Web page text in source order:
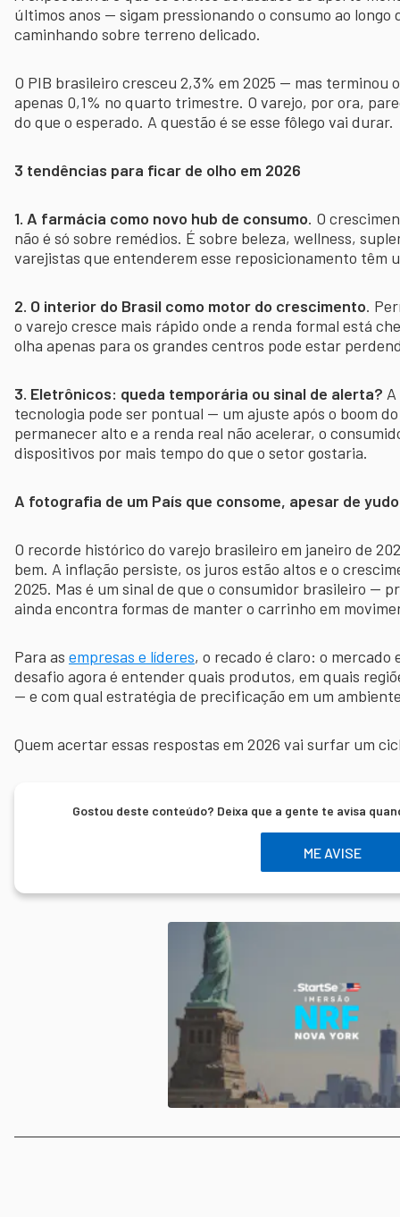
últimos anos — sigam pressionando o consumo ao longo
caminhando sobre terreno delicado.
O PIB brasileiro cresceu 2,3% em 2025 — mas terminou
apenas 0,1% no quarto trimestre. O varejo, por ora,
do que o esperado. A questão é se esse fôlego vai durar.
3 tendências para ficar de olho em 2026
1. A farmácia como novo hub de consumo. O
não é só sobre remédios. É sobre beleza, wellness,
varejistas que entenderem esse reposicionamento têm
2. O interior do Brasil como motor do crescimento.
o varejo cresce mais rápido onde a renda formal está
olha apenas para os grandes centros pode estar
3. Eletrônicos: queda temporária ou sinal de alerta?
tecnologia pode ser pontual — um ajuste após o boom
permanecer alto e a renda real não acelerar, o
dispositivos por mais tempo do que o setor gostaria.
A fotografia de um País que consome, apesar de yudo
O recorde histórico do varejo brasileiro em janeiro de
bem. A inflação persiste, os juros estão altos e o
2025. Mas é um sinal de que o consumidor brasileiro —
ainda encontra formas de manter o carrinho em
Para as empresas e líderes, o recado é claro: o mercado
desafio agora é entender quais produtos, em quais
— e com qual estratégia de precificação em um
Quem acertar essas respostas em 2026 vai surfar um
Gostou deste conteúdo? Deixa que a gente te avisa
ME AVISE